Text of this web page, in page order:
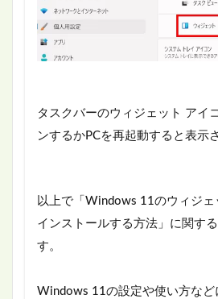
タスクバーのウィジェット アイ
ンするかPCを再起動すると表示
以上で「Windows 11のウィジ
インストールする方法」に関す
す。
Windows 11の設定や使い方など